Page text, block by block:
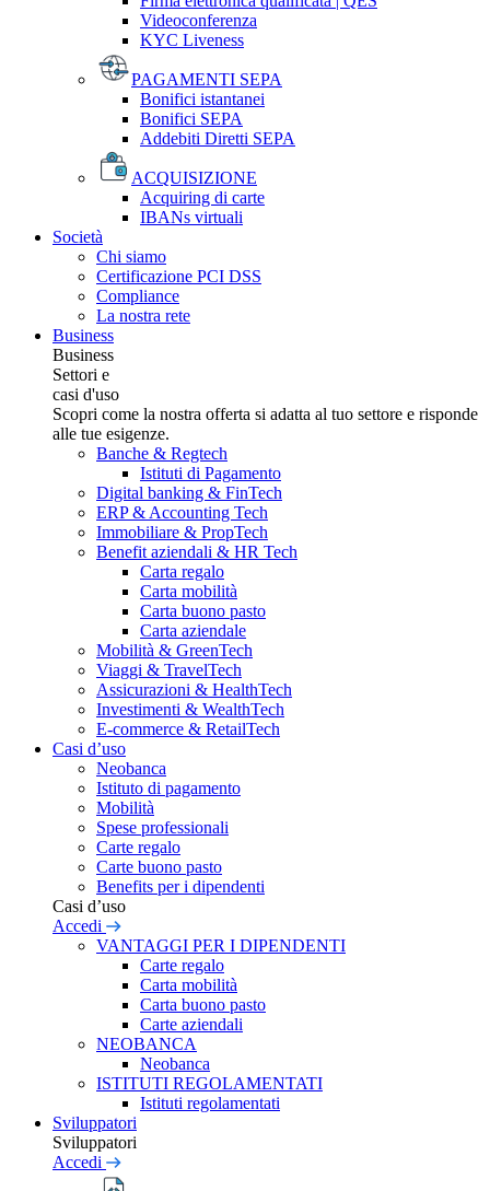
Videoconferenza
KYC Liveness
PAGAMENTI SEPA
Bonifici istantanei
Bonifici SEPA
Addebiti Diretti SEPA
ACQUISIZIONE
Acquiring di carte
IBANs virtuali
Società
Chi siamo
Certificazione PCI DSS
Compliance
La nostra rete
Business
Business
Settori e
casi d'uso
Scopri come la nostra offerta si adatta al tuo settore e risponde
alle tue esigenze.
Banche & Regtech
Istituti di Pagamento
Digital banking & FinTech
ERP & Accounting Tech
Immobiliare & PropTech
Benefit aziendali & HR Tech
Carta regalo
Carta mobilità
Carta buono pasto
Carta aziendale
Mobilità & GreenTech
Viaggi & TravelTech
Assicurazioni & HealthTech
Investimenti & WealthTech
E-commerce & RetailTech
Casi d’uso
Neobanca
Istituto di pagamento
Mobilità
Spese professionali
Carte regalo
Carte buono pasto
Benefits per i dipendenti
Casi d’uso
Accedi
VANTAGGI PER I DIPENDENTI
Carte regalo
Carta mobilità
Carta buono pasto
Carte aziendali
NEOBANCA
Neobanca
ISTITUTI REGOLAMENTATI
Istituti regolamentati
Sviluppatori
Sviluppatori
Accedi